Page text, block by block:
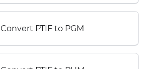
Convert PTIF to PGM